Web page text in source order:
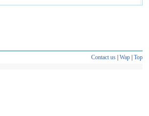
Contact us| Wap| Top